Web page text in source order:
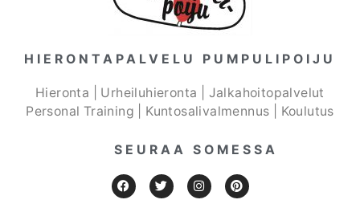
HIERONTAPALVELU PUMPULIPOIJU
Hieronta | Urheiluhieronta | Jalkahoitopalvelut
Personal Training | Kuntosalivalmennus | Koulutus
SEURAA SOMESSA